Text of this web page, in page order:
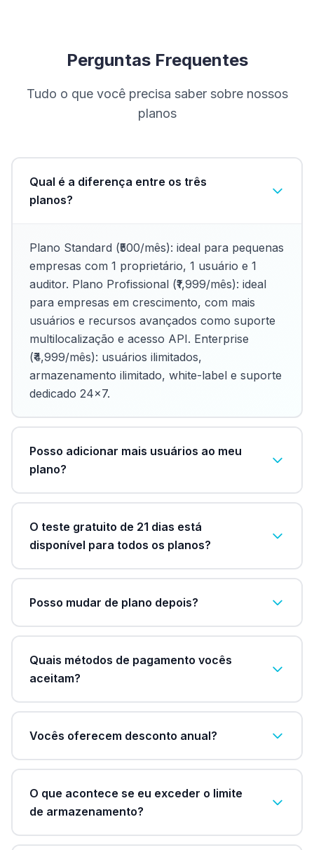
Perguntas Frequentes
Tudo o que você precisa saber sobre nossos
planos
Qual é a diferença entre os três
planos?
Plano Standard (₹500/mês): ideal para pequenas
empresas com 1 proprietário, 1 usuário e 1
auditor. Plano Profissional (₹1,999/mês): ideal
para empresas em crescimento, com mais
usuários e recursos avançados como suporte
multilocalização e acesso API. Enterprise
(₹4,999/mês): usuários ilimitados,
armazenamento ilimitado, white-label e suporte
dedicado 24×7.
Posso adicionar mais usuários ao meu
plano?
O teste gratuito de 21 dias está
disponível para todos os planos?
Posso mudar de plano depois?
Quais métodos de pagamento vocês
aceitam?
Vocês oferecem desconto anual?
O que acontece se eu exceder o limite
de armazenamento?